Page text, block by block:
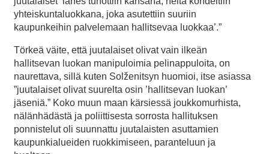
yhteiskuntaluokkana, joka asutettiin suuriin
kaupunkeihin palvelemaan hallitsevaa luokkaa’.”
Törkeä väite, että juutalaiset olivat vain ilkeän
hallitsevan luokan manipuloimia pelinappuloita, on
naurettava, sillä kuten Solženitsyn huomioi, itse asiassa
”juutalaiset olivat suurelta osin ’hallitsevan luokan’
jäseniä.” Koko muun maan kärsiessä joukkomurhista,
nälänhädästä ja poliittisesta sorrosta hallituksen
ponnistelut oli suunnattu juutalaisten asuttamien
kaupunkialueiden ruokkimiseen, paranteluun ja